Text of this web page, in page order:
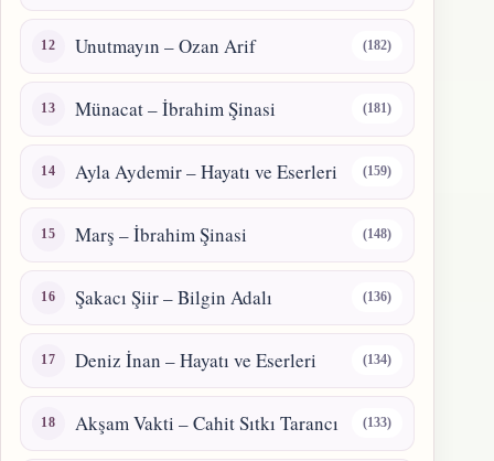
Unutmayın – Ozan Arif (182)
Münacat – İbrahim Şinasi (181)
Ayla Aydemir – Hayatı ve Eserleri (159)
Marş – İbrahim Şinasi (148)
Şakacı Şiir – Bilgin Adalı (136)
Deniz İnan – Hayatı ve Eserleri (134)
Akşam Vakti – Cahit Sıtkı Tarancı (133)